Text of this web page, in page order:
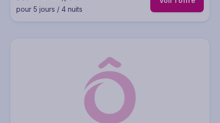
pour 5 jours / 4 nuits